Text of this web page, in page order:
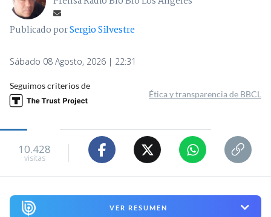
Publicado porSergio Silvestre
Sábado 08 Agosto, 2026 | 22:31
Seguimos criterios de
Ética y transparencia de BBCL
10.428
visitas
VER RESUMEN